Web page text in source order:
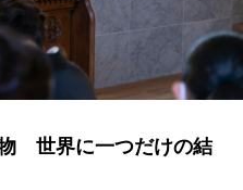
物 世界に一つだけの結